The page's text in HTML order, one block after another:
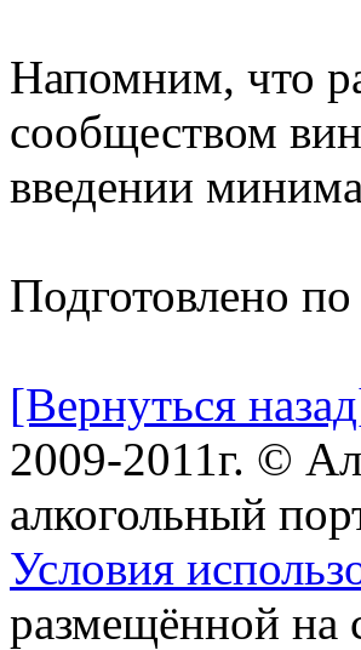
Напомним, что
сообществом
введении
Подготовлено
[Вернуться
2009-2011г. ©
алкогольный
Условия
размещённой на